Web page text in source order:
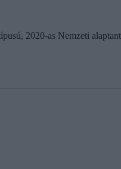
2020-as Nemzeti